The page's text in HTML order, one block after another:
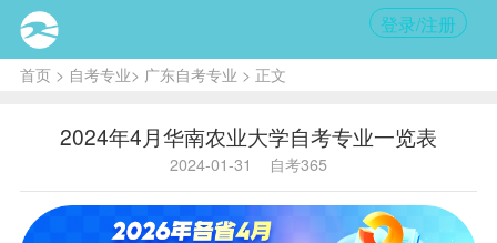
登录/注册
首页> 自考专业> 广东自考专业 > 正文
2024年4月华南农业大学自考专业一览表
2024-01-31 自考365